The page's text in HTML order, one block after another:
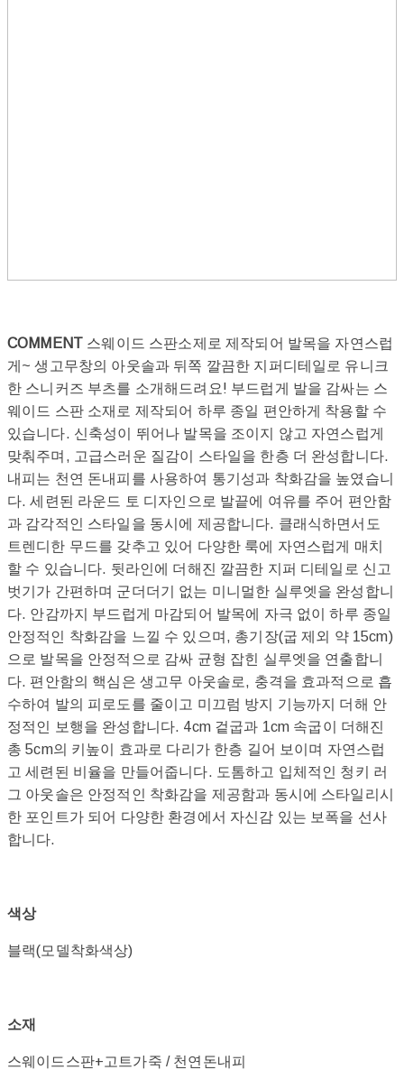
COMMENT 스웨이드 스판소제로 제작되어 발목을 자연스럽
게~ 생고무창의 아웃솔과 뒤쪽 깔끔한 지퍼디테일로 유니크
한 스니커즈 부츠를 소개해드려요! 부드럽게 발을 감싸는 스
웨이드 스판 소재로 제작되어 하루 종일 편안하게 착용할 수
있습니다. 신축성이 뛰어나 발목을 조이지 않고 자연스럽게
맞춰주며, 고급스러운 질감이 스타일을 한층 더 완성합니다.
내피는 천연 돈내피를 사용하여 통기성과 착화감을 높였습니
다. 세련된 라운드 토 디자인으로 발끝에 여유를 주어 편안함
과 감각적인 스타일을 동시에 제공합니다. 클래식하면서도
트렌디한 무드를 갖추고 있어 다양한 룩에 자연스럽게 매치
할 수 있습니다. 뒷라인에 더해진 깔끔한 지퍼 디테일로 신고
벗기가 간편하며 군더더기 없는 미니멀한 실루엣을 완성합니
다. 안감까지 부드럽게 마감되어 발목에 자극 없이 하루 종일
안정적인 착화감을 느낄 수 있으며, 총기장(굽 제외 약 15cm)
으로 발목을 안정적으로 감싸 균형 잡힌 실루엣을 연출합니
다. 편안함의 핵심은 생고무 아웃솔로, 충격을 효과적으로 흡
수하여 발의 피로도를 줄이고 미끄럼 방지 기능까지 더해 안
정적인 보행을 완성합니다. 4cm 겉굽과 1cm 속굽이 더해진
총 5cm의 키높이 효과로 다리가 한층 길어 보이며 자연스럽
고 세련된 비율을 만들어줍니다. 도톰하고 입체적인 청키 러
그 아웃솔은 안정적인 착화감을 제공함과 동시에 스타일리시
한 포인트가 되어 다양한 환경에서 자신감 있는 보폭을 선사
합니다.
색상
블랙(모델착화색상)
소재
스웨이드스판+고트가죽 / 천연돈내피